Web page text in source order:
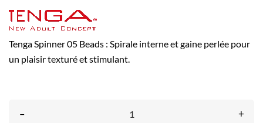
Tenga Spinner 05 Beads : Spirale interne et gaine perlée pour
un plaisir texturé et stimulant.
– +